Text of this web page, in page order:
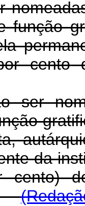
função
cento
ser
da
cento)